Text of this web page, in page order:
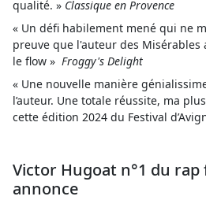
qualité. » Classique en Provence
« Un défi habilement mené qui ne
preuve que l'auteur des
le flow » Froggy's Delight
« Une nouvelle manière
l’auteur. Une totale réussite, ma
cette édition 2024 du Festival
Victor Hugoat n°1 du rap
annonce